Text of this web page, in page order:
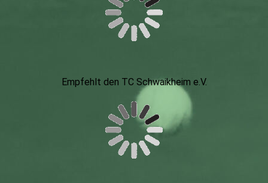
Empfehlt den TC Schwaikheim e.V.